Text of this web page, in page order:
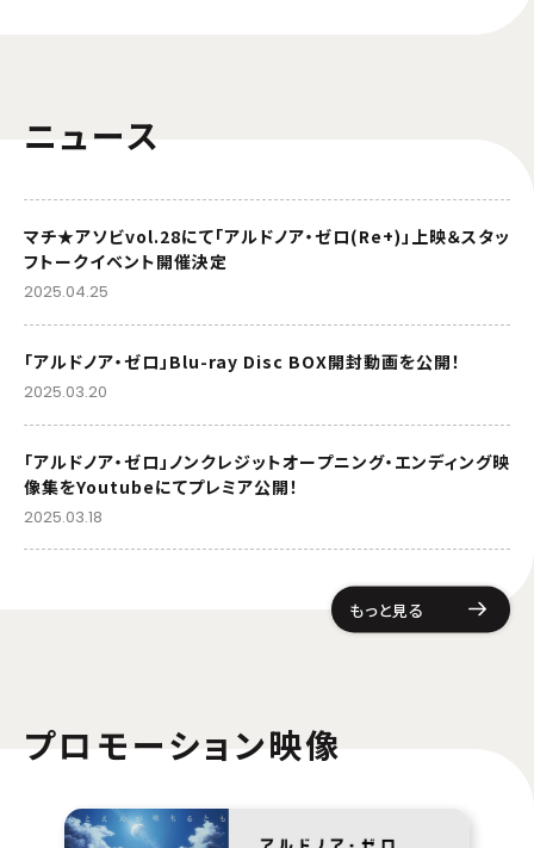
ニュース
マチ★アソビvol.28にて「アルドノア・ゼロ(Re+)」上映＆スタッ
フトークイベント開催決定
2025.04.25
「アルドノア・ゼロ」Blu-ray Disc BOX開封動画を公開！
2025.03.20
「アルドノア・ゼロ」ノンクレジットオープニング・エンディング映
像集をYoutubeにてプレミア公開！
2025.03.18
もっと見る
プロモーション映像